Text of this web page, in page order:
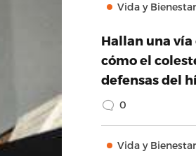
Vida y Bienestar
Hallan una
cómo el
defensas del
0
Vida y Bienestar